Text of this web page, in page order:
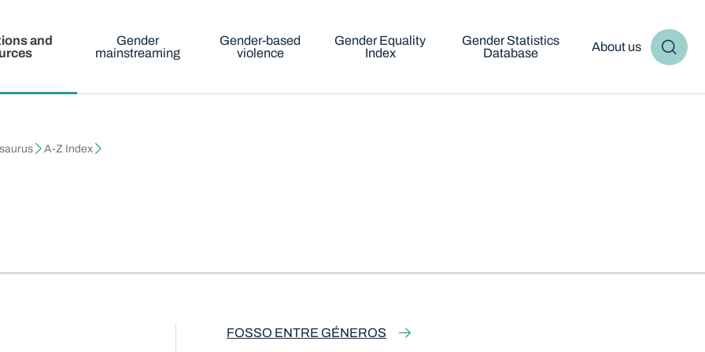
and
Gender
mainstreaming
Gender-based
violence
Gender Equality
Index
Gender Statistics
Database
About us
A-Z Index
FOSSO ENTRE GÉNEROS